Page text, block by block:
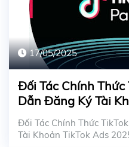
17/05/2025
Đối Tác Chính Thức
Dẫn Đăng Ký Tài
(Hoàn Tín Lên Đến
Đối Tác Chính Thức
Tài Khoản TikTok Ads